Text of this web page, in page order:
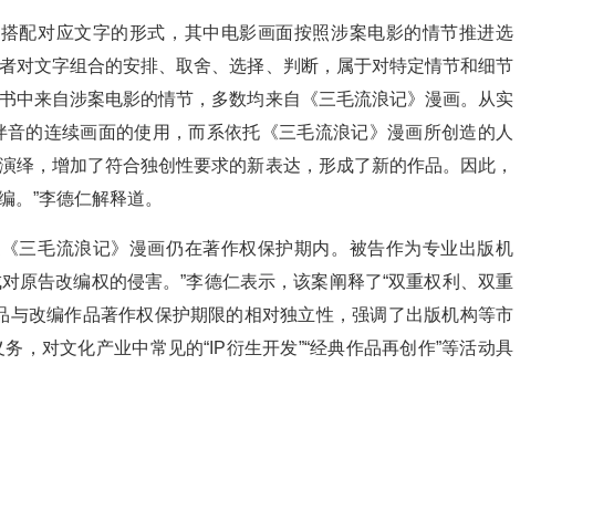
对应文字的形式，其中电影画面按照涉案电影的情节推进选
对文字组合的安排、取舍、选择、判断，属于对特定情节和细节
中来自涉案电影的情节，多数均来自《三毛流浪记》漫画。从实
的连续画面的使用，而系依托《三毛流浪记》漫画所创造的人
，增加了符合独创性要求的新表达，形成了新的作品。因此，
”李德仁解释道。
毛流浪记》漫画仍在著作权保护期内。被告作为专业出版机
原告改编权的侵害。”李德仁表示，该案阐释了“双重权利、双重
改编作品著作权保护期限的相对独立性，强调了出版机构等市
，对文化产业中常见的“IP衍生开发”“经典作品再创作”等活动具